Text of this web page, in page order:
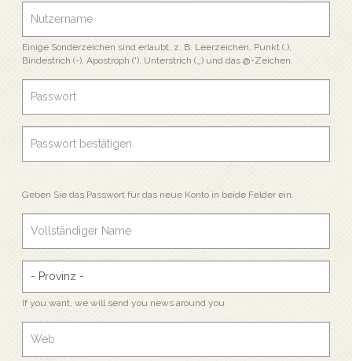
Einige Sonderzeichen sind erlaubt, z. B. Leerzeichen, Punkt (.),
Bindestrich (-), Apostroph ('), Unterstrich (_) und das @-Zeichen.
Geben Sie das Passwort für das neue Konto in beide Felder ein.
If you want, we will send you news around you